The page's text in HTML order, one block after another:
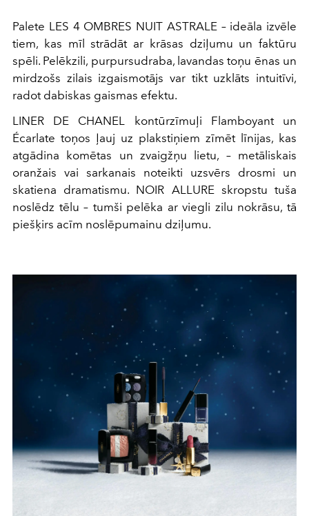
Palete LES 4 OMBRES NUIT ASTRALE – ideāla izvēle
tiem, kas mīl strādāt ar krāsas dziļumu un faktūru
spēli. Pelēkzili, purpursudraba, lavandas toņu ēnas un
mirdzošs zilais izgaismotājs var tikt uzklāts intuitīvi,
radot dabiskas gaismas efektu.
LINER DE CHANEL kontūrzīmuļi Flamboyant un
Écarlate toņos ļauj uz plakstiņiem zīmēt līnijas, kas
atgādina komētas un zvaigžņu lietu, – metāliskais
oranžais vai sarkanais noteikti uzsvērs drosmi un
skatiena dramatismu. NOIR ALLURE skropstu tuša
noslēdz tēlu – tumši pelēka ar viegli zilu nokrāsu, tā
piešķirs acīm noslēpumainu dziļumu.